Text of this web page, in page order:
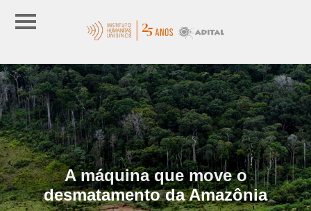
A máquina que move o
desmatamento da Amazônia